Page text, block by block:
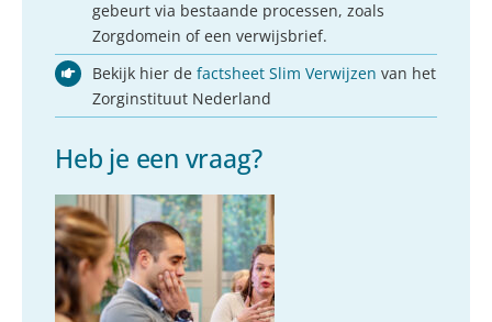
gebeurt via bestaande processen, zoals
Zorgdomein of een verwijsbrief.
Bekijk hier de factsheet Slim Verwijzen van het
Zorginstituut Nederland
Heb je een vraag?